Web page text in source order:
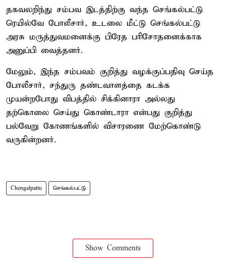
தகவலறிந்து சம்பவ இடத்திற்கு வந்த செங்கல்பட்டு
ரெயில்வே போலீசார், உடலை மீட்டு செங்கல்பட்டு
அரசு மருத்துவமனைக்கு பிரேத பரிசோதனைக்காக
அனுப்பி வைத்தனர்.
மேலும், இந்த சம்பவம் குறித்து வழக்குப்பதிவு செய்த
போலீசார், சந்துரு தண்டவாளத்தை கடக்க
முயன்றபோது விபத்தில் சிக்கினாரா அல்லது
தற்கொலை செய்து கொண்டாரா என்பது குறித்து
பல்வேறு கோணங்களில் விசாரணை மேற்கொண்டு
வருகின்றனர்.
Chengalpattu செங்கல்பட்டு
Show Comments